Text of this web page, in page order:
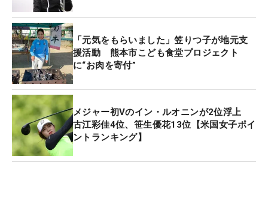
「元気をもらいました」笠りつ子が地元支
援活動 熊本市こども食堂プロジェクト
に“お肉を寄付”
メジャー初Vのイン・ルオニンが2位浮上
古江彩佳4位、笹生優花13位【米国女子ポイ
ントランキング】